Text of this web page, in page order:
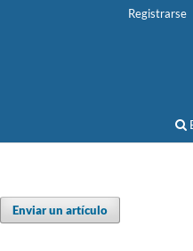
Registrarse
Enviar un artículo